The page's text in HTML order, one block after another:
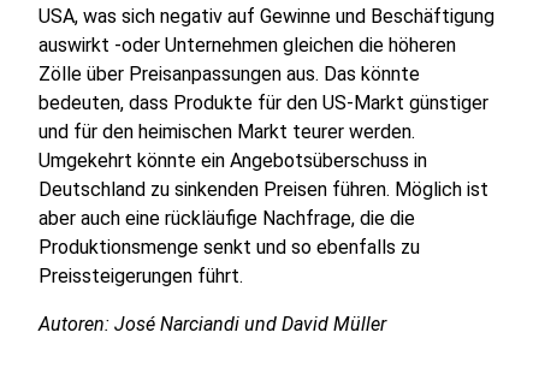
USA, was sich negativ auf Gewinne und Beschäftigung
auswirkt -oder Unternehmen gleichen die höheren
Zölle über Preisanpassungen aus. Das könnte
bedeuten, dass Produkte für den US-Markt günstiger
und für den heimischen Markt teurer werden.
Umgekehrt könnte ein Angebotsüberschuss in
Deutschland zu sinkenden Preisen führen. Möglich ist
aber auch eine rückläufige Nachfrage, die die
Produktionsmenge senkt und so ebenfalls zu
Preissteigerungen führt.
Autoren: José Narciandi und David Müller